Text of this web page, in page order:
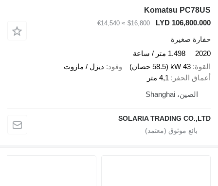
Komatsu
LYD
$16,800
≈ €14,540
صغيرة
1.498 متر / ساعة
43 kW (58.5 حصان) وقود
ديزل / مازوت
الحفر 4,1 متر
الصين، Shanghai
SOLARIA TRADING